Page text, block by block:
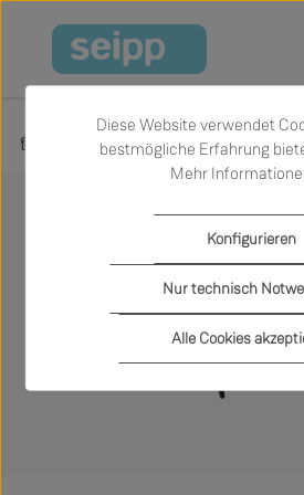
Zum Hauptinhalt springen
Produkte Wohnen Sofas
Diese Website verwendet
bestmögliche Erfahrung
Mehr
Nur technisch
Konfigurieren
Alle Cookies